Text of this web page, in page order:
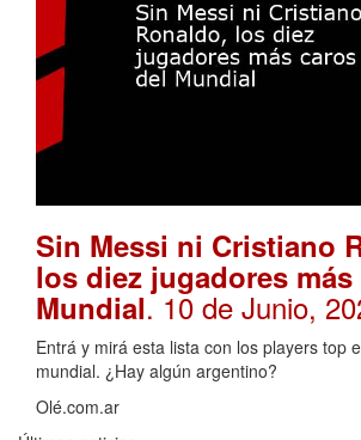
Sin Messi ni Cristiano
los diez jugadores
Mundial. 10 de Junio,
Entrá y mirá esta lista con los players top
mundial. ¿Hay algún argentino?
Olé.com.ar